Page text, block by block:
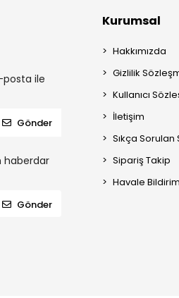
ile
Gönder
haberdar
Gönder
Kurumsal
Hakkımızda
Gizlilik
Kullanıcı
İletişim
Sıkça Sorulan
Sipariş Takip
Havale